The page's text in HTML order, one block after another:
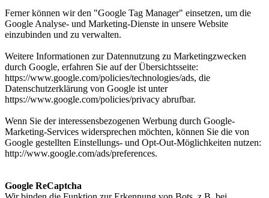
Ferner können wir den "Google Tag Manager" einsetzen, um die
Google Analyse- und Marketing-Dienste in unsere Website
einzubinden und zu verwalten.
Weitere Informationen zur Datennutzung zu Marketingzwecken
durch Google, erfahren Sie auf der Übersichtsseite:
https://www.google.com/policies/technologies/ads, die
Datenschutzerklärung von Google ist unter
https://www.google.com/policies/privacy abrufbar.
Wenn Sie der interessensbezogenen Werbung durch Google-
Marketing-Services widersprechen möchten, können Sie die von
Google gestellten Einstellungs- und Opt-Out-Möglichkeiten nutzen:
http://www.google.com/ads/preferences.
Google ReCaptcha